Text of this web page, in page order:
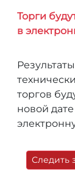
Торги
в
торгов
новой
Следить